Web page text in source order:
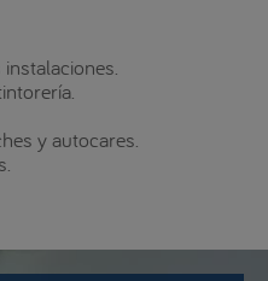
y autocares.